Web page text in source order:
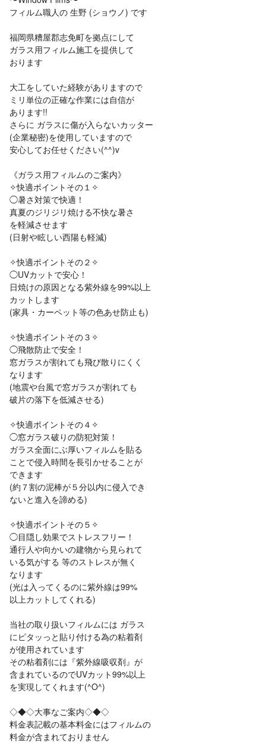
フィルム職人の 生野 (ショウノ) です
福岡県糟屋郡志免町を拠点にして
ガラス用フィルム施工を提供して
おります
大工をしていた経験がありますので
ミリ単位の正確な作業には自信が
あります!!
さらに ガラスに傷が入らないカッター
(企業秘密)を使用していますので
安心してお任せください(^^)v
《ガラス用フィルムのご案内》
✧快適ポイントその１✧
◯暑さ対策で快適！
真夏のジリジリ焼ける不快な暑さ
を軽減させます
(日射や眩しい西陽も軽減)
✧快適ポイントその２✧
◯UVカットで安心！
日焼けの原因となる紫外線を99%以上
カットします
(家具・カーペット等の色あせ防止も)
✧快適ポイントその３✧
◯飛散防止で安全！
窓ガラスが割れても飛び散りにくく
なります
(地震や台風で窓ガラスが割れても
破片の落下を低減させる)
✧快適ポイントその４✧
◯窓ガラス破りの防犯対策！
ガラス全面にぶ厚いフィルムを貼る
ことで侵入時間を長引かせることが
できます
(約７割の泥棒が５分以内に侵入でき
ないと進入を諦める)
✧快適ポイントその５✧
◯目隠し効果でストレスフリー！
通行人や向かいの建物から見られて
いる気がする 等のストレスが無く
なります
(光は入ってくるのに紫外線は99%
以上カットしてくれる)
当社の取り扱いフィルムには ガラス
にピタッっと貼り付ける為の粘着剤
が使用されています
その粘着剤には『紫外線吸収剤』が
含まれているのでUVカット99%以上
を実現してくれます(^O^)
◇◆◇大事なご案内◇◆◇
料金表記載の基本料金にはフィルムの
料金が含まれておりません